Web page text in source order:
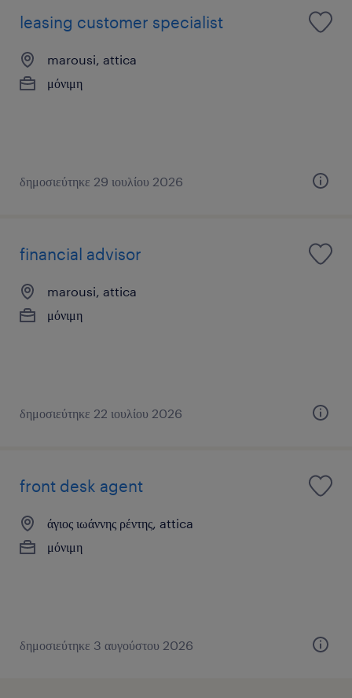
leasing customer specialist
marousi, attica
μόνιμη
δημοσιεύτηκε 29 ιουλίου 2026
financial advisor
marousi, attica
μόνιμη
δημοσιεύτηκε 22 ιουλίου 2026
front desk agent
άγιος ιωάννης ρέντης, attica
μόνιμη
δημοσιεύτηκε 3 αυγούστου 2026